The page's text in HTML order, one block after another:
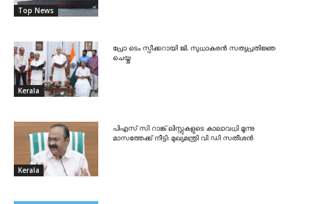
Top News
Kerala
പ്രോ ടെം സ്പീക്കറായി ജി. സുധാകരൻ സത്യപ്രതിജ്ഞ
ചെയ്തു
Kerala
പിഎസ് സി റാങ്ക് ലിസ്റ്റുകളുടെ കാലാവധി മൂന്നു
മാസത്തേക്ക് നീട്ടി: മുഖ്യമന്ത്രി വി ഡി സതീശൻ